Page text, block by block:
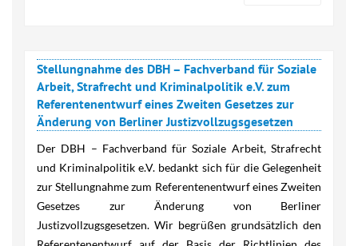
Stellungnahme des DBH – Fachverband für Soziale
Arbeit, Strafrecht und Kriminalpolitik e.V. zum
Referentenentwurf eines Zweiten Gesetzes zur
Änderung von Berliner Justizvollzugsgesetzen
Der DBH – Fachverband für Soziale Arbeit, Strafrecht
und Kriminalpolitik e.V. bedankt sich für die Gelegenheit
zur Stellungnahme zum Referentenentwurf eines Zweiten
Gesetzes zur Änderung von Berliner
Justizvollzugsgesetzen. Wir begrüßen grundsätzlich den